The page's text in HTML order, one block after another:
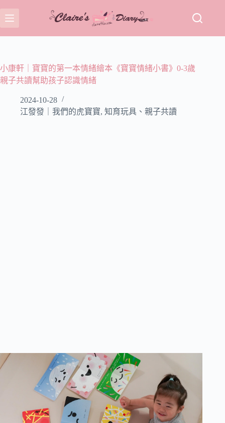
至
主
容
小康軒｜寶寶的第一本情緒繪本《寶寶情緒小書》0-3歲
親子共讀幫助孩子認識情緒
2024-10-28
江發發｜我們的虎寶寶, 知育玩具、親子共讀